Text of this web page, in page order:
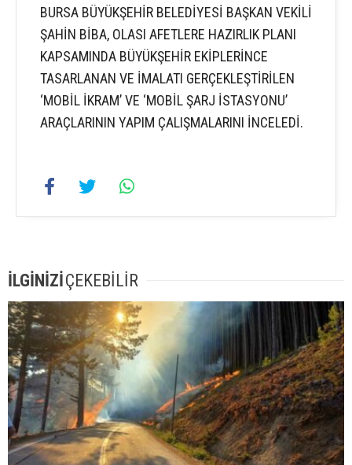
BURSA BÜYÜKŞEHİR BELEDİYESİ BAŞKAN VEKİLİ
ŞAHİN BİBA, OLASI AFETLERE HAZIRLIK PLANI
KAPSAMINDA BÜYÜKŞEHİR EKİPLERİNCE
TASARLANAN VE İMALATI GERÇEKLEŞTİRİLEN
‘MOBİL İKRAM’ VE ‘MOBİL ŞARJ İSTASYONU’
ARAÇLARININ YAPIM ÇALIŞMALARINI İNCELEDİ.
İLGİNİZİÇEKEBİLİR